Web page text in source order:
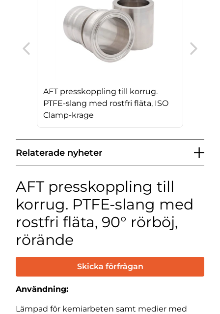
AFT presskoppling till korrug.
PTFE-slang med rostfri fläta, ISO
Clamp-krage
Relaterade nyheter
AFT presskoppling till
korrug. PTFE-slang med
rostfri fläta, 90° rörböj,
rörände
Skicka förfrågan
Användning:
Lämpad för kemiarbeten samt medier med